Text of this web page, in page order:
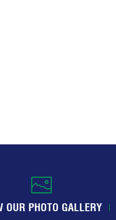
OUR PHOTO GALLERY